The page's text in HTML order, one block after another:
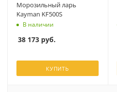
Морозильный ларь
Kayman KF500S
В наличии
38 173 руб.
КУПИТЬ